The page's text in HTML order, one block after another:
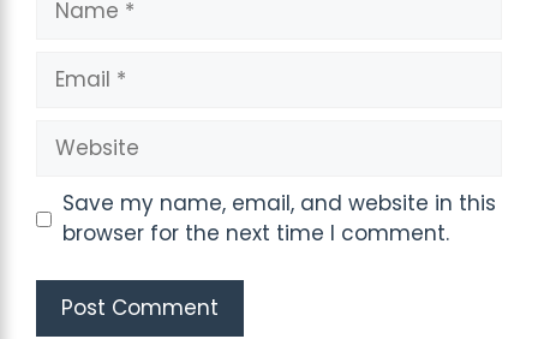
Email
Website
Save my name, email, and website in this
browser for the next time I comment.